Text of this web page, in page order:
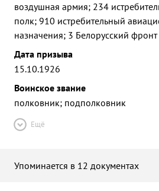
воздушная армия; 234
полк; 910 истребительный
назначения; 3 Белорусский фронт
Дата призыва
15.10.1926
Воинское звание
полковник; подполковник
Ещё
Упоминается в 12 документах